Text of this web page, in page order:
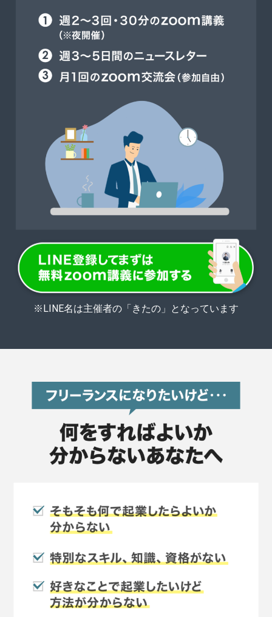
※LINE名は主催者の「きたの」となっています